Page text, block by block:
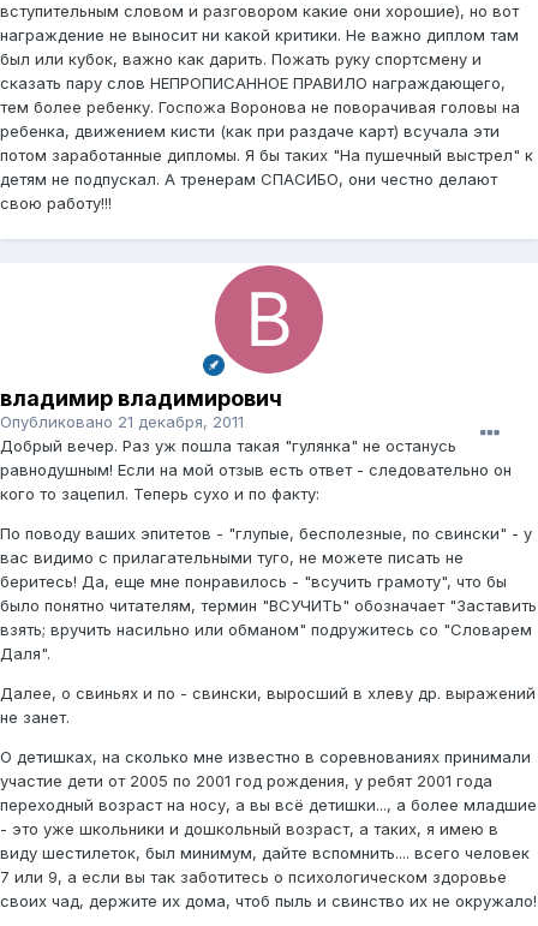
вступительным словом и разговором какие они хорошие), но вот
награждение не выносит ни какой критики. Не важно диплом там
был или кубок, важно как дарить. Пожать руку спортсмену и
сказать пару слов НЕПРОПИСАННОЕ ПРАВИЛО награждающего,
тем более ребенку. Госпожа Воронова не поворачивая головы на
ребенка, движением кисти (как при раздаче карт) всучала эти
потом заработанные дипломы. Я бы таких "На пушечный выстрел" к
детям не подпускал. А тренерам СПАСИБО, они честно делают
свою работу!!!
владимир владимирович
Опубликовано 21 декабря, 2011
Добрый вечер. Раз уж пошла такая "гулянка" не останусь
равнодушным! Если на мой отзыв есть ответ - следовательно он
кого то зацепил. Теперь сухо и по факту:
По поводу ваших эпитетов - "глупые, бесполезные, по свински" - у
вас видимо с прилагательными туго, не можете писать не
беритесь! Да, еще мне понравилось - "всучить грамоту", что бы
было понятно читателям, термин "ВСУЧИТЬ" обозначает "Заставить
взять; вручить насильно или обманом" подружитесь со "Словарем
Даля".
Далее, о свиньях и по - свински, выросший в хлеву др. выражений
не занет.
О детишках, на сколько мне известно в соревнованиях принимали
участие дети от 2005 по 2001 год рождения, у ребят 2001 года
переходный возраст на носу, а вы всё детишки..., а более младшие
- это уже школьники и дошкольный возраст, а таких, я имею в
виду шестилеток, был минимум, дайте вспомнить.... всего человек
7 или 9, а если вы так заботитесь о психологическом здоровье
своих чад, держите их дома, чтоб пыль и свинство их не окружало!